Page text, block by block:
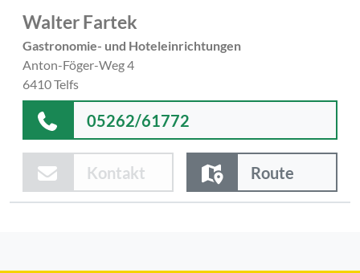
Walter Fartek
Gastronomie- und Hoteleinrichtungen
Anton-Föger-Weg 4
6410 Telfs
05262/61772
Kontakt Route